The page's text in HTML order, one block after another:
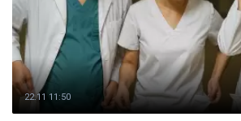
22.11 11:50